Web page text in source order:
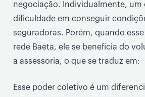
negociação. Individualmente,
dificuldade em conseguir
seguradoras. Porém, quando
rede Baeta, ele se beneficia do
a assessoria, o que se traduz em:
Esse poder coletivo é um